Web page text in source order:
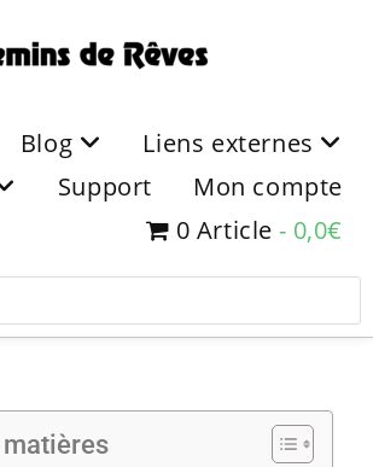
Blog
Liens externes
Support
Mon compte
0 Article
0,0€
matières